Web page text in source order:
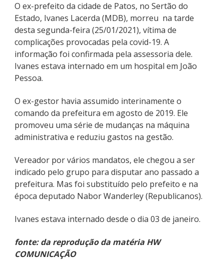
O ex-prefeito da cidade de Patos, no Sertão do
Estado, Ivanes Lacerda (MDB), morreu na tarde
desta segunda-feira (25/01/2021), vítima de
complicações provocadas pela covid-19. A
informação foi confirmada pela assessoria dele.
Ivanes estava internado em um hospital em João
Pessoa.
O ex-gestor havia assumido interinamente o
comando da prefeitura em agosto de 2019. Ele
promoveu uma série de mudanças na máquina
administrativa e reduziu gastos na gestão.
Vereador por vários mandatos, ele chegou a ser
indicado pelo grupo para disputar ano passado a
prefeitura. Mas foi substituído pelo prefeito e na
época deputado Nabor Wanderley (Republicanos).
Ivanes estava internado desde o dia 03 de janeiro.
fonte: da reprodução da matéria HW
COMUNICAÇÃO